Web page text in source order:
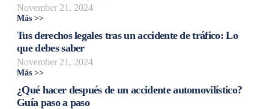
November 21, 2024
Más >>
Tus derechos legales tras un accidente de tráfico: Lo
que debes saber
November 21, 2024
Más >>
¿Qué hacer después de un accidente automovilístico?
Guía paso a paso